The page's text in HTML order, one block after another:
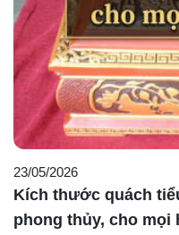
23/05/2026
Kích thước quách
phong thủy, cho mọi